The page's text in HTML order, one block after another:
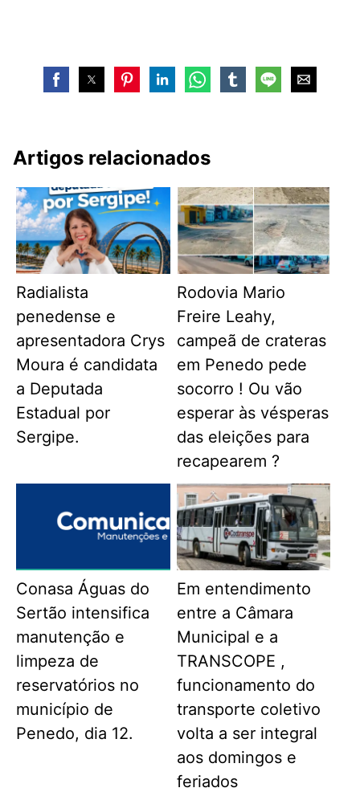
Artigos relacionados
Radialista
penedense e
apresentadora Crys
Moura é candidata
a Deputada
Estadual por
Sergipe.
Rodovia Mario
Freire Leahy,
campeã de crateras
em Penedo pede
socorro ! Ou vão
esperar às vésperas
das eleições para
recapearem ?
Conasa Águas do
Sertão intensifica
manutenção e
limpeza de
reservatórios no
município de
Penedo, dia 12.
Em entendimento
entre a Câmara
Municipal e a
TRANSCOPE ,
funcionamento do
transporte coletivo
volta a ser integral
aos domingos e
feriados